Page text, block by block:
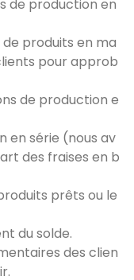
de production en
produits en ma
pour approb
de production e
en série (nous av
des fraises en b
prêts ou le
du solde.
des clien